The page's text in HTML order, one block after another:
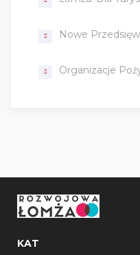
Nowe
Organizacje
KAT